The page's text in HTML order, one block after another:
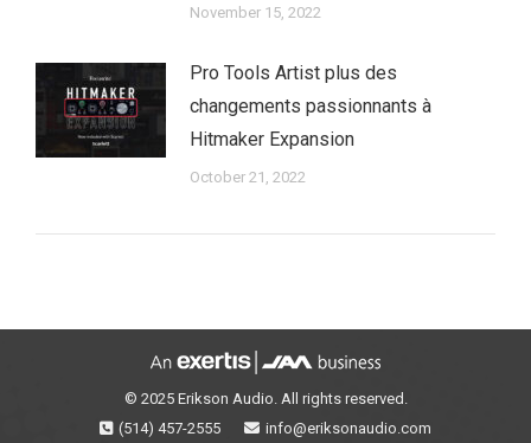
November 15, 2022
Pro Tools Artist plus des
changements passionnants à
Hitmaker Expansion
October 21, 2022
© 2025 Erikson Audio. All rights reserved.
(514) 457-2555
info@eriksonaudio.com